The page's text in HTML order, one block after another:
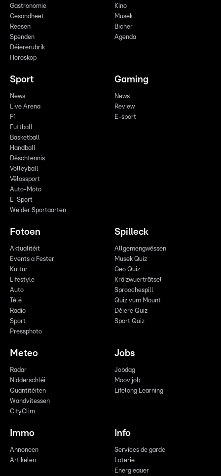
Gastronomie
Gesondheet
Reesen
Spenden
Déiererubrik
Horoskop
Kino
Musek
Bicher
Agenda
Sport
News
Live Arena
F1
Futtball
Basketball
Handball
Dëschtennis
Volleyball
Vëlossport
Auto-Moto
E-Sport
Weider Sportaarten
Gaming
News
Review
E-sport
Fotoen
Aktualitéit
Events a Fester
Kultur
Lifestyle
Auto
Télé
Radio
Sport
Pressphoto
Spilleck
Allgemengwëssen
Musek Quiz
Geo Quiz
Kräizwuerträtsel
Sproochespill
Quiz vum Mount
Déiere Quiz
Sport Quiz
Meteo
Radar
Nidderschléi
Quantitéiten
Wandvitessen
CityClim
Jobs
Jobdag
Moovijob
Lifelong Learning
Immo
Annoncen
Artikelen
Info
Services de garde
Loterie
Energieauer